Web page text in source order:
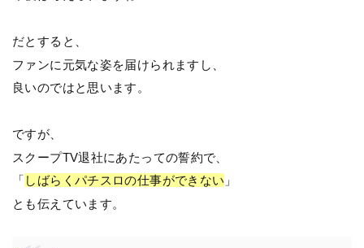
だとすると、
ファンに元気な姿を届けられますし、
良いのではと思います。
ですが、
スクープTV退社にあたっての誓約で、
「 しばらくパチスロの仕事ができない 」
とも伝えています。